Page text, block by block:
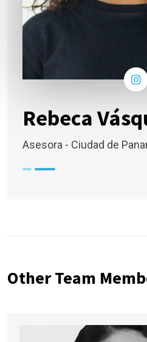
Rebeca
Asesora - Ciudad de
Other Team